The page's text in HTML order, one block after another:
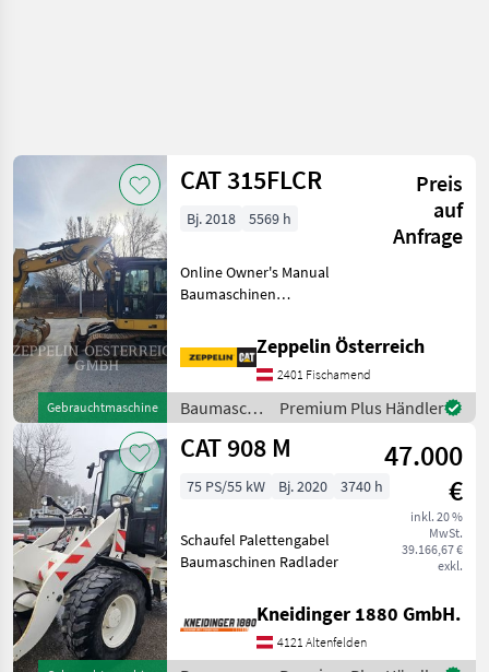
Gebrauchtmaschine
CAT 315FLCR
Preis
auf
Anfrage
Bj. 2018 5569 h
Online Owner's Manual
Baumaschinen
Zeppelin Österreich
2401 Fischamend
Baumaschinen
/ CAT
Premium Plus Händler
CAT 908 M
47.000
€
inkl. 20 %
MwSt.
39.166,67 €
exkl.
75 PS/55 kW Bj. 2020 3740 h
Schaufel Palettengabel
Baumaschinen Radlader
Kneidinger 1880 GmbH.
4121 Altenfelden